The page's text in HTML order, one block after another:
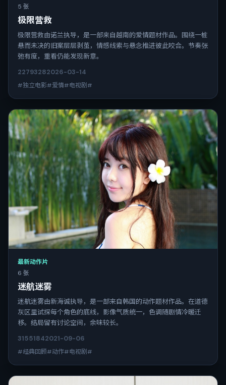
5 张
极限营救
极限营救由诺兰执导，是一部来自越南的爱情题材作品。围绕一桩
悬而未决的旧案层层剥茧，情感线索与悬念推进彼此咬合。节奏张
弛有度，重看仍能发现新意。
22793282026-03-14
#独立电影#爱情#电视剧#
最新动作片
6 张
迷航迷雾
迷航迷雾由新海诚执导，是一部来自韩国的动作题材作品。在道德
灰区里试探每个角色的底线，影像气质统一，色调随剧情冷暖迁
移。结局留有讨论空间，余味较长。
31551842021-09-06
#经典回顾#动作#电视剧#